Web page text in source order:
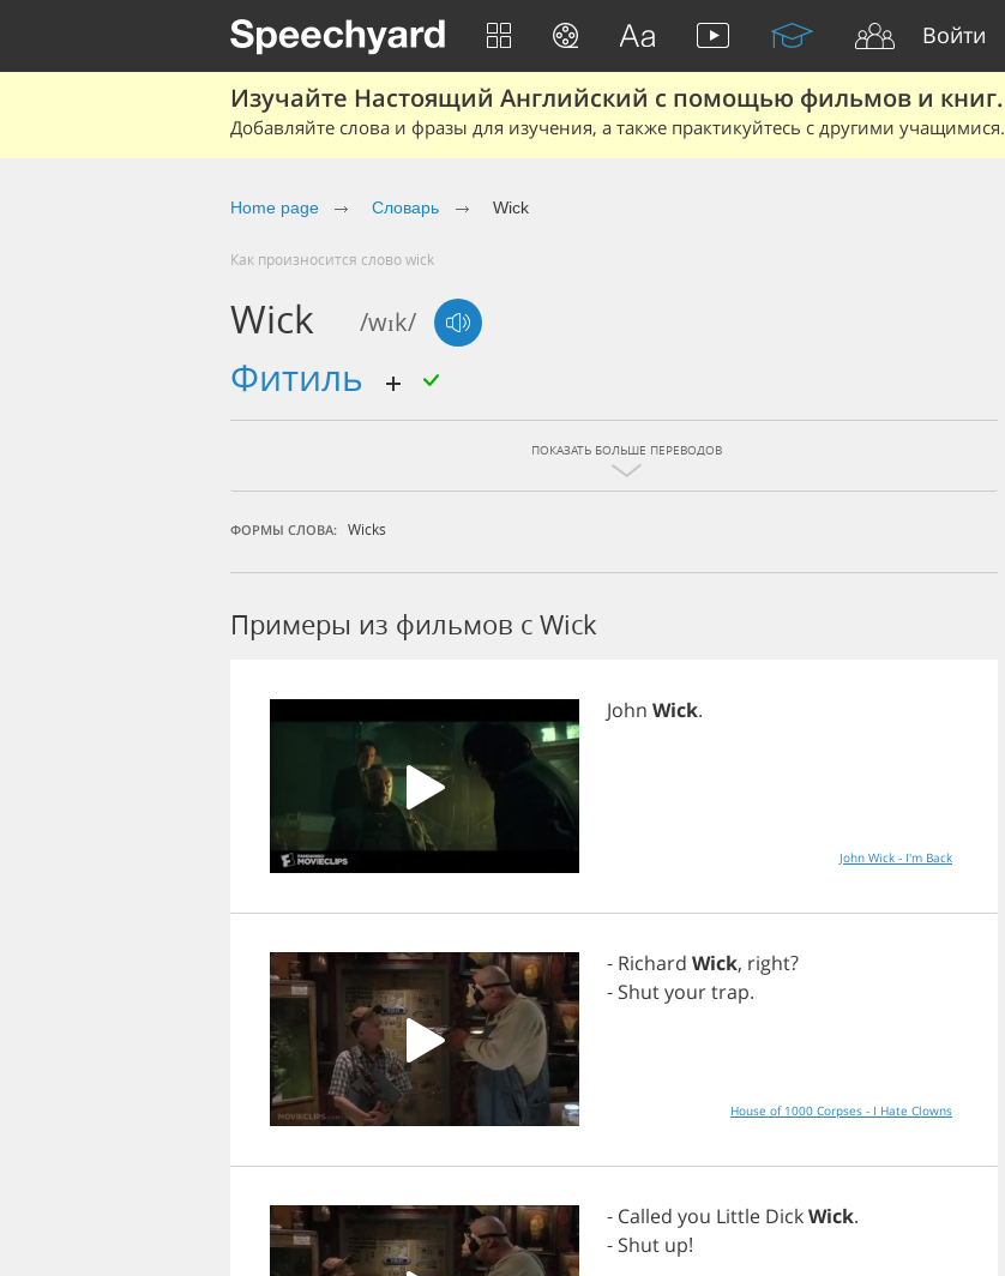
Войти
Изучайте Настоящий Английский с помощью фильмов и книг.
Добавляйте слова и фразы для изучения, а также практикуйтесь с другими учащимися.
Home page Словарь Wick
Как произносится слово wick
Wick /wɪk/
фитиль
ПОКАЗАТЬ БОЛЬШЕ ПЕРЕВОДОВ
ФОРМЫ СЛОВА: Wicks
Примеры из фильмов c Wick
John Wick.
John Wick - I'm Back
- Richard Wick, right?
- Shutyourtrap.
House of 1000 Corpses - I Hate Clowns
- Called you Little DickWick.
- Shut up!